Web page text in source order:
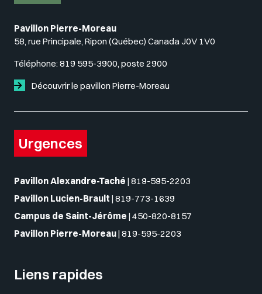
Pavillon Pierre-Moreau
58, rue Principale, Ripon (Québec) Canada J0V 1V0
Téléphone: 819 595-3900, poste 2900
Découvrir le pavillon Pierre-Moreau
Urgences
Pavillon Alexandre-Taché | 819-595-2203
Pavillon Lucien-Brault | 819-773-1639
Campus de Saint-Jérôme | 450-820-8157
Pavillon Pierre-Moreau| 819-595-2203
Liens rapides